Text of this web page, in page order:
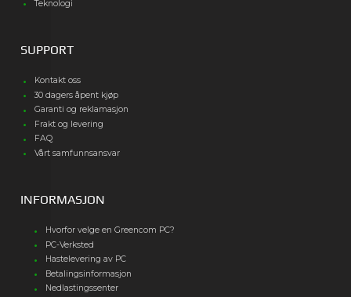
Teknologi
SUPPORT
Kontakt oss
30 dagers åpent kjøp
Garanti og reklamasjon
Frakt og levering
FAQ
Vårt samfunnsansvar
INFORMASJON
Hvorfor velge en Greencom PC?
PC-Verksted
Hastelevering av PC
Betalingsinformasjon
Nedlastingssenter